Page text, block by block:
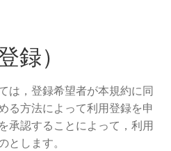
録）
は，登録希望者が本規約に同
る方法によって利用登録を申
承認することによって，利用
とします。